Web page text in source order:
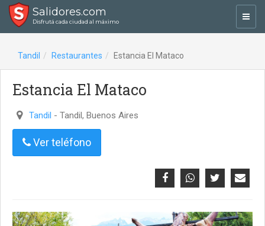
Salidores.com
Disfrutá cada ciudad al máximo
Tandil Restaurantes Estancia El Mataco
Estancia El Mataco
Tandil - Tandil, Buenos Aires
Ver teléfono